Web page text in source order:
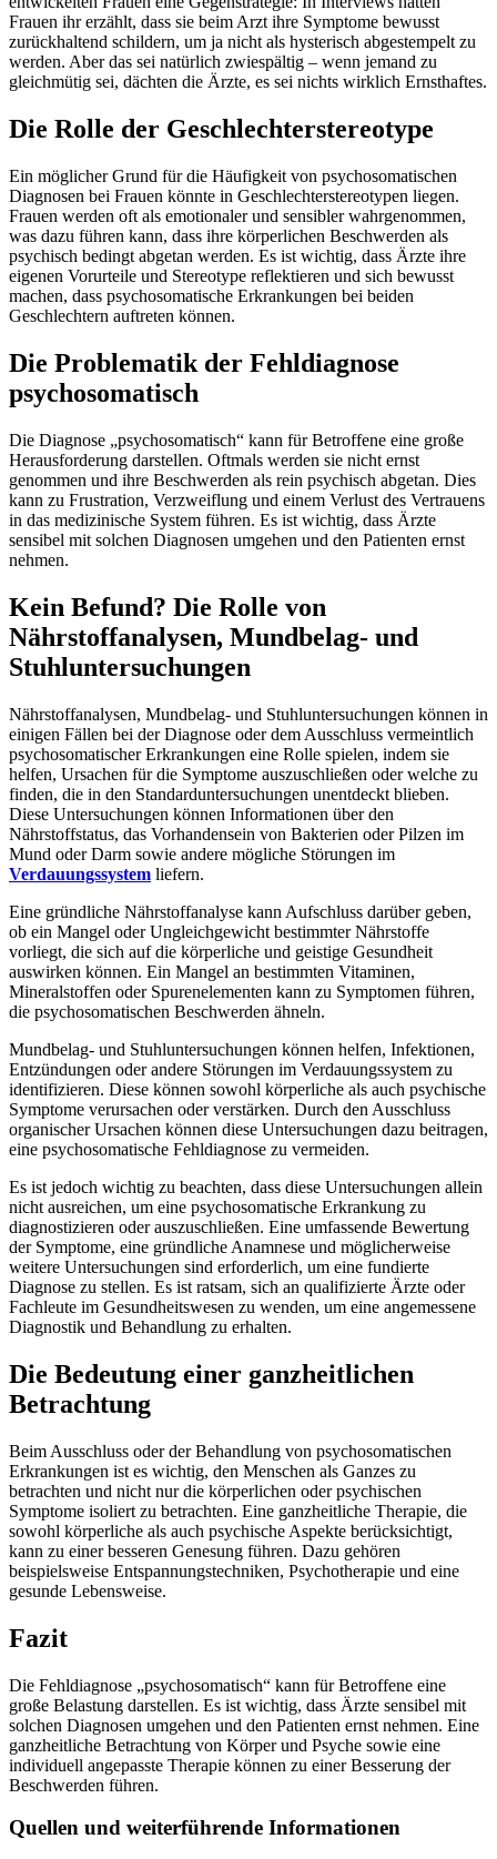
Frauen ihr erzählt, dass sie beim Arzt ihre Symptome bewusst
zurückhaltend schildern, um ja nicht als hysterisch abgestempelt zu
werden. Aber das sei natürlich zwiespältig – wenn jemand zu
gleichmütig sei, dächten die Ärzte, es sei nichts wirklich Ernsthaftes.
Die Rolle der Geschlechterstereotype
Ein möglicher Grund für die Häufigkeit von psychosomatischen
Diagnosen bei Frauen könnte in Geschlechterstereotypen liegen.
Frauen werden oft als emotionaler und sensibler wahrgenommen,
was dazu führen kann, dass ihre körperlichen Beschwerden als
psychisch bedingt abgetan werden. Es ist wichtig, dass Ärzte ihre
eigenen Vorurteile und Stereotype reflektieren und sich bewusst
machen, dass psychosomatische Erkrankungen bei beiden
Geschlechtern auftreten können.
Die Problematik der Fehldiagnose
psychosomatisch
Die Diagnose „psychosomatisch“ kann für Betroffene eine große
Herausforderung darstellen. Oftmals werden sie nicht ernst
genommen und ihre Beschwerden als rein psychisch abgetan. Dies
kann zu Frustration, Verzweiflung und einem Verlust des Vertrauens
in das medizinische System führen. Es ist wichtig, dass Ärzte
sensibel mit solchen Diagnosen umgehen und den Patienten ernst
nehmen.
Kein Befund? Die Rolle von
Nährstoffanalysen, Mundbelag- und
Stuhluntersuchungen
Nährstoffanalysen, Mundbelag- und Stuhluntersuchungen können in
einigen Fällen bei der Diagnose oder dem Ausschluss vermeintlich
psychosomatischer Erkrankungen eine Rolle spielen, indem sie
helfen, Ursachen für die Symptome auszuschließen oder welche zu
finden, die in den Standarduntersuchungen unentdeckt blieben.
Diese Untersuchungen können Informationen über den
Nährstoffstatus, das Vorhandensein von Bakterien oder Pilzen im
Mund oder Darm sowie andere mögliche Störungen im
Verdauungssystem liefern.
Eine gründliche Nährstoffanalyse kann Aufschluss darüber geben,
ob ein Mangel oder Ungleichgewicht bestimmter Nährstoffe
vorliegt, die sich auf die körperliche und geistige Gesundheit
auswirken können. Ein Mangel an bestimmten Vitaminen,
Mineralstoffen oder Spurenelementen kann zu Symptomen führen,
die psychosomatischen Beschwerden ähneln.
Mundbelag- und Stuhluntersuchungen können helfen, Infektionen,
Entzündungen oder andere Störungen im Verdauungssystem zu
identifizieren. Diese können sowohl körperliche als auch psychische
Symptome verursachen oder verstärken. Durch den Ausschluss
organischer Ursachen können diese Untersuchungen dazu beitragen,
eine psychosomatische Fehldiagnose zu vermeiden.
Es ist jedoch wichtig zu beachten, dass diese Untersuchungen allein
nicht ausreichen, um eine psychosomatische Erkrankung zu
diagnostizieren oder auszuschließen. Eine umfassende Bewertung
der Symptome, eine gründliche Anamnese und möglicherweise
weitere Untersuchungen sind erforderlich, um eine fundierte
Diagnose zu stellen. Es ist ratsam, sich an qualifizierte Ärzte oder
Fachleute im Gesundheitswesen zu wenden, um eine angemessene
Diagnostik und Behandlung zu erhalten.
Die Bedeutung einer ganzheitlichen
Betrachtung
Beim Ausschluss oder der Behandlung von psychosomatischen
Erkrankungen ist es wichtig, den Menschen als Ganzes zu
betrachten und nicht nur die körperlichen oder psychischen
Symptome isoliert zu betrachten. Eine ganzheitliche Therapie, die
sowohl körperliche als auch psychische Aspekte berücksichtigt,
kann zu einer besseren Genesung führen. Dazu gehören
beispielsweise Entspannungstechniken, Psychotherapie und eine
gesunde Lebensweise.
Fazit
Die Fehldiagnose „psychosomatisch“ kann für Betroffene eine
große Belastung darstellen. Es ist wichtig, dass Ärzte sensibel mit
solchen Diagnosen umgehen und den Patienten ernst nehmen. Eine
ganzheitliche Betrachtung von Körper und Psyche sowie eine
individuell angepasste Therapie können zu einer Besserung der
Beschwerden führen.
Quellen und weiterführende Informationen